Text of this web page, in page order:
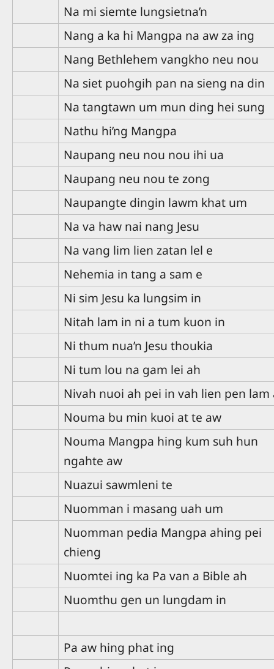
Na mi siemte lungsietna’n
Nang a ka hi Mangpa na aw za ing
Nang Bethlehem vangkho neu nou
Na siet puohgih pan na sieng na din
Na tangtawn um mun ding hei sung
Nathu hi’ng Mangpa
Naupang neu nou nou ihi ua
Naupang neu nou te zong
Naupangte dingin lawm khat um
Na va haw nai nang Jesu
Na vang lim lien zatan lel e
Nehemia in tang a sam e
Ni sim Jesu ka lungsim in
Nitah lam in ni a tum kuon in
Ni thum nua’n Jesu thoukia
Ni tum lou na gam lei ah
Nivah nuoi ah pei in vah lien pen lam
Nouma bu min kuoi at te aw
Nouma Mangpa hing kum suh hun
ngahte aw
Nuazui sawmleni te
Nuomman i masang uah um
Nuomman pedia Mangpa ahing pei
chieng
Nuomtei ing ka Pa van a Bible ah
Nuomthu gen un lungdam in
Pa aw hing phat ing